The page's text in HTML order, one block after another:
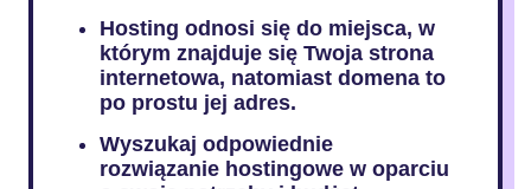
Hosting odnosi się do miejsca, w
którym znajduje się Twoja strona
internetowa, natomiast domena to
po prostu jej adres.
Wyszukaj odpowiednie
rozwiązanie hostingowe w oparciu